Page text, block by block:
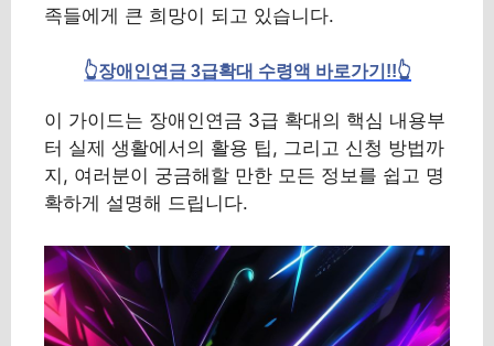
족들에게 큰 희망이 되고 있습니다.
👆장애인연금 3급확대 수령액 바로가기!!👆
이 가이드는 장애인연금 3급 확대의 핵심 내용부
터 실제 생활에서의 활용 팁, 그리고 신청 방법까
지, 여러분이 궁금해할 만한 모든 정보를 쉽고 명
확하게 설명해 드립니다.